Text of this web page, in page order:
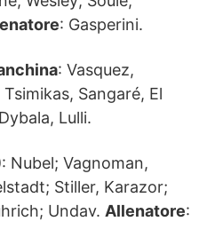
: Gasperini.
: Vasquez,
Sangaré, El
Lulli.
: Nubel; Vagnoman,
Stiller, Karazor;
Undav. Allenatore: